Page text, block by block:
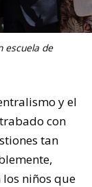
escuela de
y el
con
tan
los niños que